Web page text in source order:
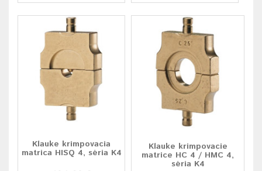
Klauke krimpovacia
matrica HISQ 4, séria K4
Klauke krimpovacie
matrice HC 4 / HMC 4,
séria K4